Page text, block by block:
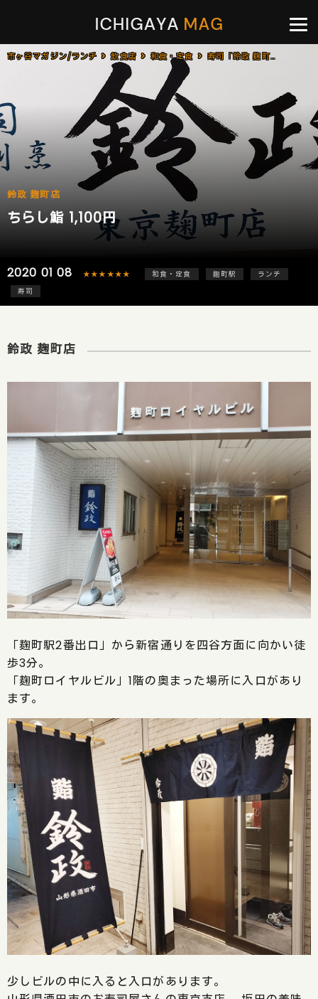
市ヶ谷マガジン/ランチ 飲食店 和食・定食 寿司「鈴政 麹町店」で「ちらし鮨(1,100円)」のランチ
鈴政 麹町店
ちらし鮨 1,100円
2020 01 08 ★★★★★★ 和食・定食 麹町駅
ランチ
寿司
鈴政 麹町店
「麹町駅2番出口」から新宿通りを四谷方面に向かい徒
歩3分。
「麹町ロイヤルビル」1階の奥まった場所に入口があり
ます。
少しビルの中に入ると入口があります。